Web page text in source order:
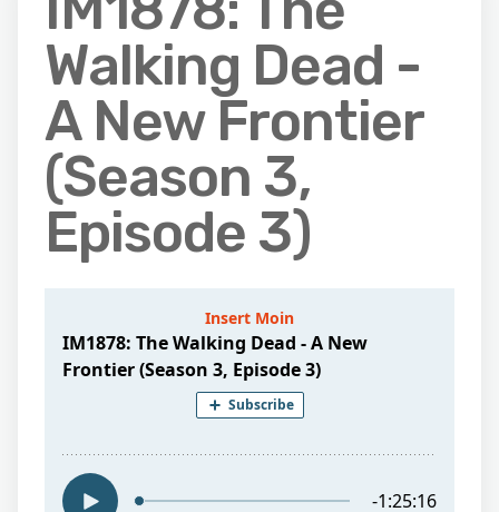
Walking Dead -
A New Frontier
(Season 3,
Episode 3)